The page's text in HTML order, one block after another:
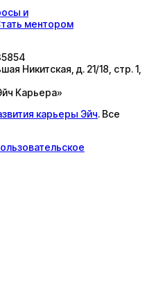
и
ментором
Никитская, д. 21/18, стр. 1,
Карьера»
карьеры Эйч. Все